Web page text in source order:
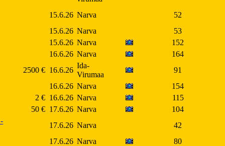
15.6.26 Narva
52
15.6.26 Narva
53
15.6.26 Narva
152
16.6.26 Narva
164
2500 € 16.6.26
Ida-
Virumaa
91
16.6.26 Narva
154
2 € 16.6.26 Narva
115
50 € 17.6.26 Narva
104
17.6.26 Narva
42
17.6.26 Narva
80